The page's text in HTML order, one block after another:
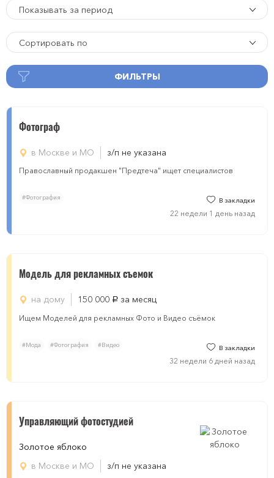
Показывать за период
Сортировать по
ФИЛЬТРЫ
Фотограф
в Москве и МО з/п не указана
Православный продакшен "Предтеча" ищет специалистов
#Фотография В закладки
22 недели 1 день назад
Модель для рекламных съемок
на дому 150 000 руб. за месяц
Ищем Моделей для рекламных Фото и Видео съёмок
#Мода #Фотография #Видео В закладки
32 недели 6 дней назад
Управляющий фотостудией
Золотое яблоко
в Москве и МО
з/п не указана